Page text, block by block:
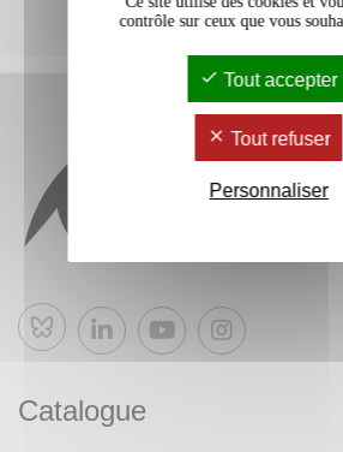
Bluesky
Catalogue
contrôle sur ceux que vous
Tout accepter
Tout refuser
Personnaliser